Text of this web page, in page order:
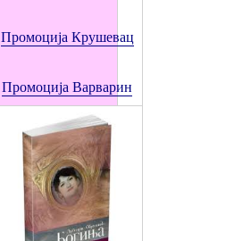
Промоција Крушевац
ПромоцијаВарварин